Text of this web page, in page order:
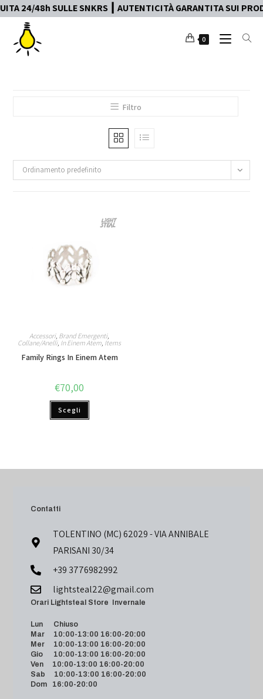
48h SULLE SNKRS ┃ AUTENTICITÀ GARANTITA SUI
0
Filtro
Ordinamento predefinito
Accessori, Brand Emergenti,
Collane/Anelli, In Einem Atem, Items
Family Rings In Einem Atem
€70,00
Scegli
Contatti
TOLENTINO (MC) 62029 - VIA ANNIBALE
PARISANI 30/34
+39 3776982992
lightsteal22@gmail.com
Orari Lightsteal Store Invernale
Lun Chiuso
Mar 10:00-13:00 16:00-20:00
Mer 10:00-13:00 16:00-20:00
Gio 10:00-13:00 16:00-20:00
Ven 10:00-13:00 16:00-20:00
Sab 10:00-13:00 16:00-20:00
Dom 16:00-20:00